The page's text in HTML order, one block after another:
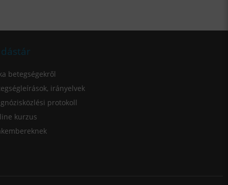
betegségekről
irányelvek
protokoll
kurzus